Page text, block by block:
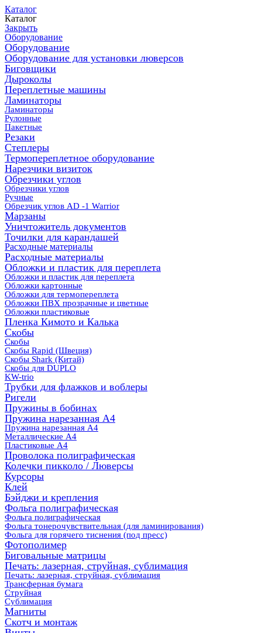
Каталог
Каталог
Закрыть
Оборудование
Оборудование
Оборудование для установки люверсов
Биговщики
Дыроколы
Переплетные машины
Ламинаторы
Ламинаторы
Рулонные
Пакетные
Резаки
Степлеры
Термопереплетное оборудование
Нарезчики визиток
Обрезчики углов
Обрезчики углов
Ручные
Обрезчик углов AD -1 Warrior
Марзаны
Уничтожитель документов
Точилки для карандашей
Расходные материалы
Расходные материалы
Обложки и пластик для переплета
Обложки и пластик для переплета
Обложки картонные
Обложки для термопереплета
Обложки ПВХ прозрачные и цветные
Обложки пластиковые
Пленка Кимото и Калька
Скобы
Скобы
Скобы Rapid (Швеция)
Скобы Shark (Китай)
Скобы для DUPLO
KW-trio
Трубки для флажков и воблеры
Ригели
Пружины в бобинах
Пружина нарезанная А4
Пружина нарезанная А4
Металлические А4
Пластиковые А4
Проволока полиграфическая
Колечки пикколо / Люверсы
Курсоры
Клей
Бэйджи и крепления
Фольга полиграфическая
Фольга полиграфическая
Фольга тонерочувствительная (для ламинирования)
Фольга для горячего тиснения (под пресс)
Фотополимер
Биговальные матрицы
Печать: лазерная, струйная, сублимация
Печать: лазерная, струйная, сублимация
Трансферная бумага
Струйная
Сублимация
Магниты
Скотч и монтаж